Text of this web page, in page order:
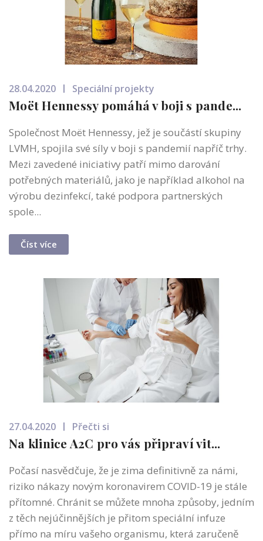
28.04.2020 Speciální projekty
Moët Hennessy pomáhá v boji s pande...
Společnost Moët Hennessy, jež je součástí skupiny
LVMH, spojila své síly v boji s pandemií napříč trhy.
Mezi zavedené iniciativy patří mimo darování
potřebných materiálů, jako je například alkohol na
výrobu dezinfekcí, také podpora partnerských
spole...
Číst více
27.04.2020 Přečti si
Na klinice A2C pro vás připraví vit...
Počasí nasvědčuje, že je zima definitivně za námi,
riziko nákazy novým koronavirem COVID-19 je stále
přítomné. Chránit se můžete mnoha způsoby, jedním
z těch nejúčinnějších je přitom speciální infuze
přímo na míru vašeho organismu, která zaručeně